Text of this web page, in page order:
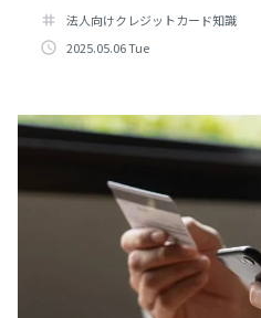
tag
法人向けクレジットカード知識
access_time 2025.05.06 Tue